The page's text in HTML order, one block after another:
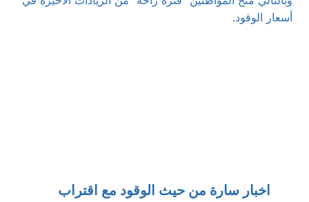
اخبار سارة من حيث الوقود مع اقتراب